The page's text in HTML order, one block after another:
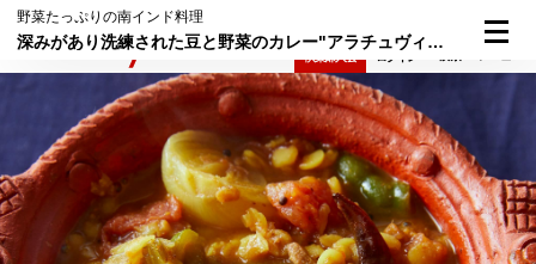
野菜たっぷりの南インド料理
深みがあり洗練された豆と野菜のカレー"アラチュヴィッタ サーンバール"